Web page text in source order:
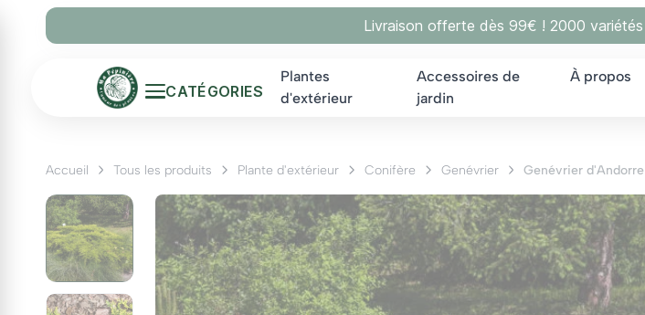
Livraison offerte dès 99€ ! 2000 variétés
CATÉGORIES
Plantes
d'extérieur
Accessoires de
jardin
À propos
Accueil Tous les produits Plante d'extérieur Conifère Genévrier Genévrier
Panneau de gestion des cookies